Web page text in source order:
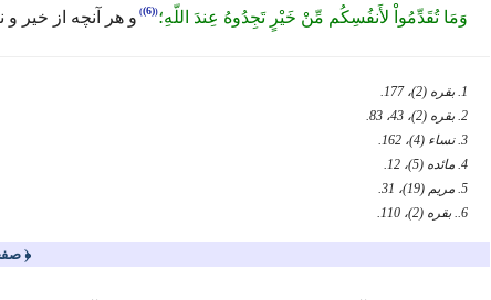
وَمَا تُقَدِّمُواْ لأَنفُسِكُم مِّنْ خَیْرٍ تَجِدُوهُ عِندَ اللّهِ؛ (6) و هر آنچه از خیر
1. بقره (2)، 177.
2. بقره (2)، 43، 83.
3. نساء (4)، 162.
4. مائده (5)، 12.
5. مریم (19)، 31.
6.. بقره (2)، 110.
﴿ صفحه